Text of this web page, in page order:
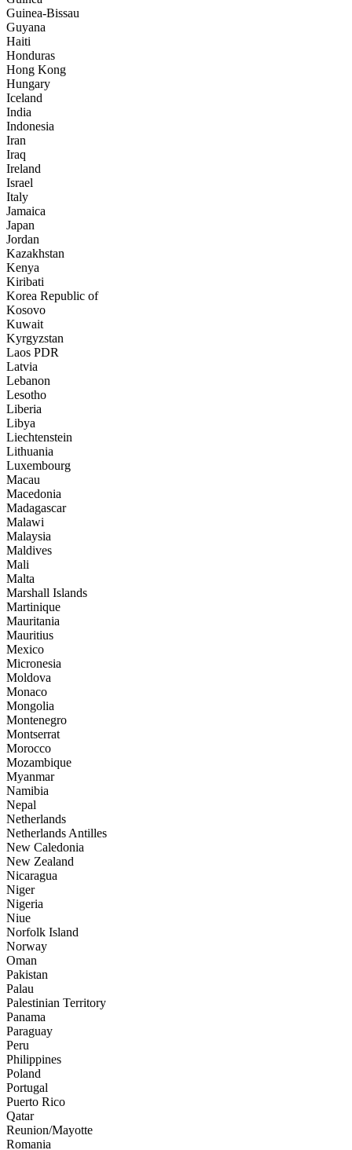
Guinea-Bissau
Guyana
Haiti
Honduras
Hong Kong
Hungary
Iceland
India
Indonesia
Iran
Iraq
Ireland
Israel
Italy
Jamaica
Japan
Jordan
Kazakhstan
Kenya
Kiribati
Korea Republic of
Kosovo
Kuwait
Kyrgyzstan
Laos PDR
Latvia
Lebanon
Lesotho
Liberia
Libya
Liechtenstein
Lithuania
Luxembourg
Macau
Macedonia
Madagascar
Malawi
Malaysia
Maldives
Mali
Malta
Marshall Islands
Martinique
Mauritania
Mauritius
Mexico
Micronesia
Moldova
Monaco
Mongolia
Montenegro
Montserrat
Morocco
Mozambique
Myanmar
Namibia
Nepal
Netherlands
Netherlands Antilles
New Caledonia
New Zealand
Nicaragua
Niger
Nigeria
Niue
Norfolk Island
Norway
Oman
Pakistan
Palau
Palestinian Territory
Panama
Paraguay
Peru
Philippines
Poland
Portugal
Puerto Rico
Qatar
Reunion/Mayotte
Romania